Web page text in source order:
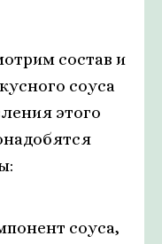
состав и
соуса
этого
соуса,